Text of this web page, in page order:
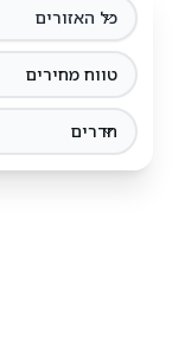
כל האזורים
טווח מחירים
חדרים